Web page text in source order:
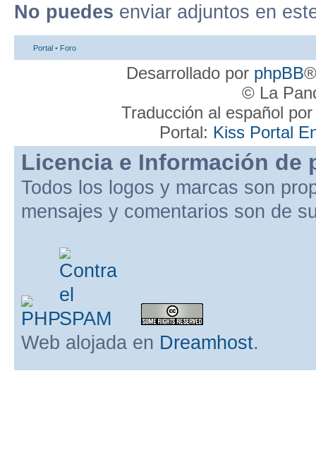
No puedes enviar adjuntos en
Portal • Foro
Desarrollado por phpBB
© La
Traducción al español
Portal: Kiss Portal
Licencia e Información de
Todos los logos y marcas son
mensajes y comentarios son de
Web alojada en Dreamhost.